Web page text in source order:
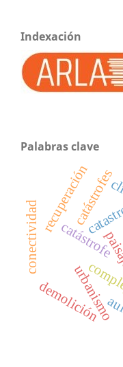
Indexación
Palabras clave
catástrofe
urbanismo
catástrofes
demolición
recuperación
conectividad